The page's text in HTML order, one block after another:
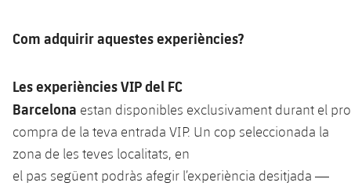
Palmarès
Entrades
Resultats
Classificació
Calendari
Resultats
Jugadors
Classificació
Barça C
Junior
Juvenil
PLUSICON
MÉS
Informació general
plusicon
més
Notícies
Atletisme
Com adquirir aquestes experiències?
Les experiències VIP del FC
Barcelona estan disponibles exclusivament durant el
compra de la teva entrada VIP. Un cop seleccionada la
zona de les teves localitats, en
el pas següent podràs afegir l’experiència desitjada —